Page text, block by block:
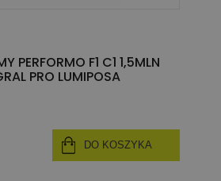
PERFORMO F1 C1 1,5MLN
PRO LUMIPOSA
DO KOSZYKA